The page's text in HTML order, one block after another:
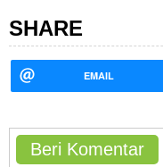
SHARE
EMAIL
Beri Komentar